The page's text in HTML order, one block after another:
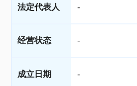
法定代表人 -
经营状态 -
成立日期 -